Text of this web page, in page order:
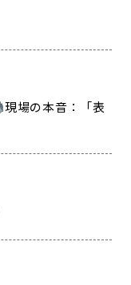
現場の本音：「表